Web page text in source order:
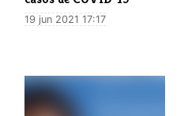
19 jun 2021 17:17